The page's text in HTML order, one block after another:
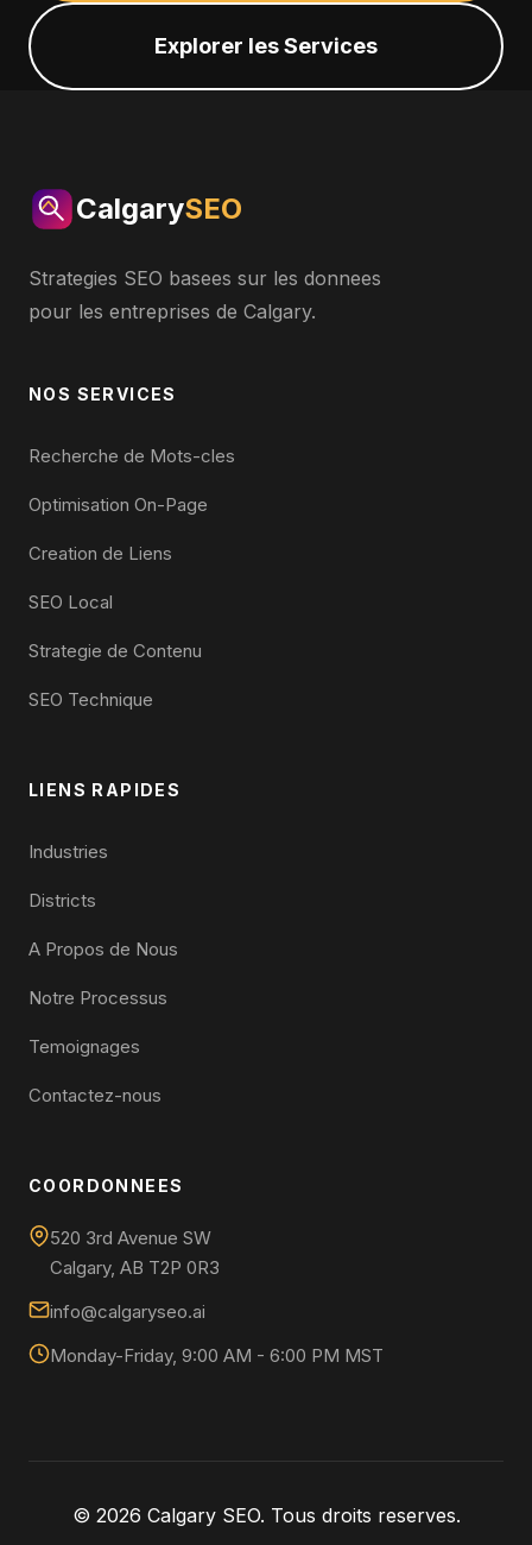
Explorer les Services
CalgarySEO
Strategies SEO basees sur les donnees
pour les entreprises de Calgary.
NOS SERVICES
Recherche de Mots-cles
Optimisation On-Page
Creation de Liens
SEO Local
Strategie de Contenu
SEO Technique
LIENS RAPIDES
Industries
Districts
A Propos de Nous
Notre Processus
Temoignages
Contactez-nous
COORDONNEES
520 3rd Avenue SW
Calgary, AB T2P 0R3
info@calgaryseo.ai
Monday-Friday, 9:00 AM - 6:00 PM MST
© 2026 Calgary SEO. Tous droits reserves.